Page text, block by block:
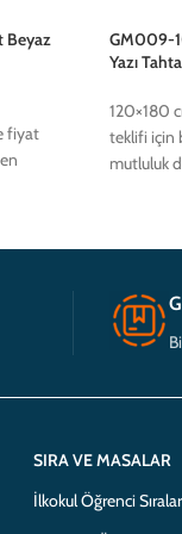
Beyaz
fiyat
GM009-
Yazı
120×180
teklifi için
mutluluk
SIRA VE MASALAR
İlkokul Öğrenci